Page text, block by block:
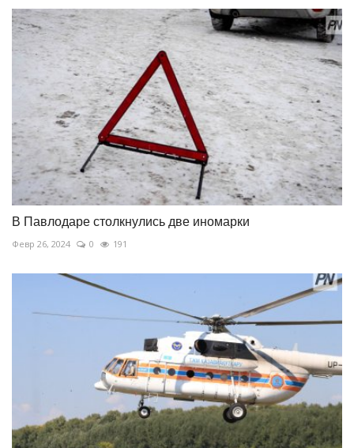
В Павлодаре столкнулись две иномарки
Февр 26, 2024 0 191